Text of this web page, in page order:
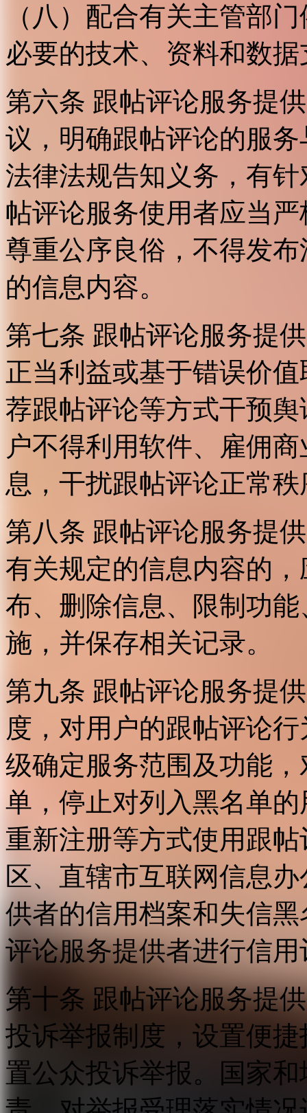
（八）配合有关主管部
必要的技术、资料和数
第六条 跟帖评论服务提
议，明确跟帖评论的服
法律法规告知义务，有
帖评论服务使用者应当
尊重公序良俗，不得发
的信息内容。
第七条 跟帖评论服务提
正当利益或基于错误价
荐跟帖评论等方式干预
户不得利用软件、雇佣
息，干扰跟帖评论正常
第八条 跟帖评论服务提
有关规定的信息内容的
布、删除信息、限制功
施，并保存相关记录。
第九条 跟帖评论服务提
度，对用户的跟帖评论
级确定服务范围及功能
单，停止对列入黑名单
重新注册等方式使用跟
区、直辖市互联网信息
供者的信用档案和失信
评论服务提供者进行信用
第十条 跟帖评论服务提
投诉举报制度，设置便
置公众投诉举报。国家